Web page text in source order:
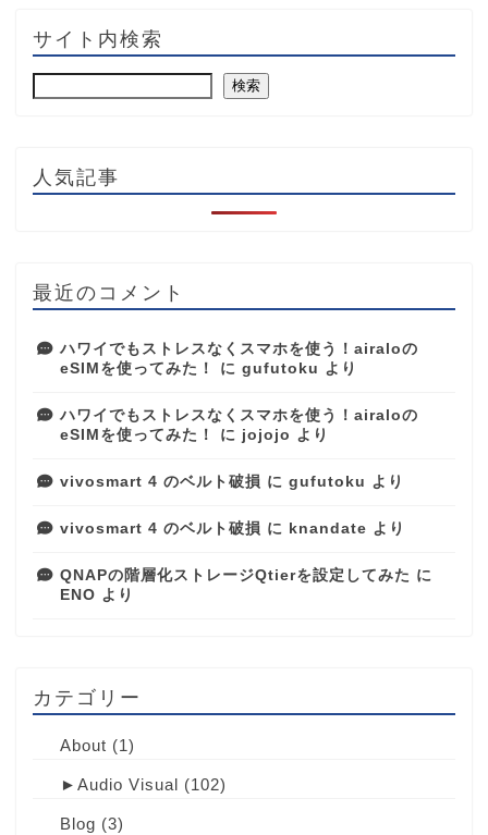
サイト内検索
検索
人気記事
最近のコメント
ハワイでもストレスなくスマホを使う！airaloの
eSIMを使ってみた！
に gufutoku より
ハワイでもストレスなくスマホを使う！airaloの
eSIMを使ってみた！
に jojojo より
vivosmart 4 のベルト破損 に gufutoku より
vivosmart 4 のベルト破損 に knandate より
QNAPの階層化ストレージQtierを設定してみた に
ENO より
カテゴリー
About (1)
► Audio Visual (102)
Blog (3)